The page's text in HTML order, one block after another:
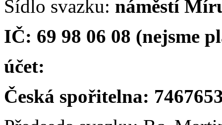
Sídlo svazku: náměstí
IČ: 69 98 06 08 (nejsme
účet:
Česká spořitelna: